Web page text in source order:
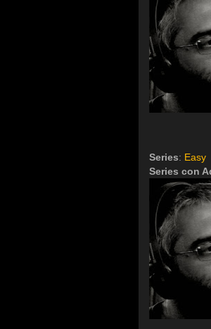
Series: Easy
Series con